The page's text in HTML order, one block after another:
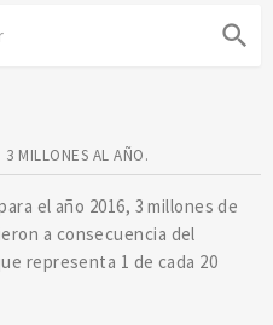
search
MILLONES AL AÑO.
el año 2016, 3 millones de
a consecuencia del
representa 1 de cada 20